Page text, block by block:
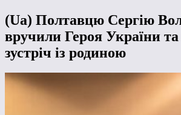
(Ua) Полтавцю Сергію
вручили Героя України
зустріч із родиною